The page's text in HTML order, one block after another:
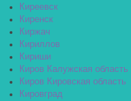
Киреевск
Киренск
Киржач
Кириллов
Кириши
Киров Калужская область
Киров Кировская область
Кировград